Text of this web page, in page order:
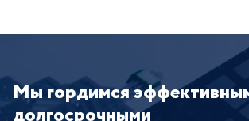
Мы гордимся